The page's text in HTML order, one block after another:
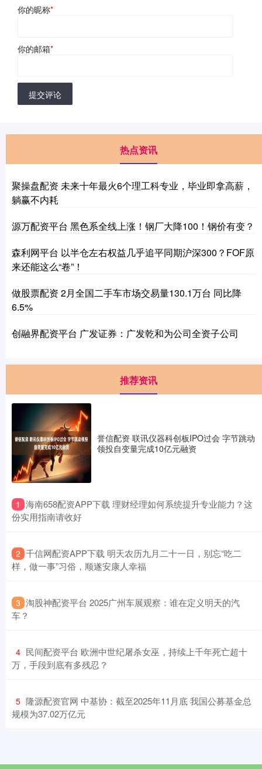
你的昵称*
你的邮箱*
提交评论
热点资讯
聚操盘配资 未来十年最火6个理工科专业，毕业即拿高薪，
躺赢不内耗
源万配资平台 黑色系全线上涨！钢厂大降100！钢价有变？
森利网平台 以半仓左右权益几乎追平同期沪深300？FOF原
来还能这么“卷”！
做股票配资 2月全国二手车市场交易量130.1万台 同比降
6.5%
创融界配资平台 广发证券：广发乾和为公司全资子公司
推荐资讯
誉信配资 联讯仪器科创板IPO过会 字节跳动
领投自变量完成10亿元融资
1 ​海南658配资APP下载 理财经理如何系统提升专业能力？这
份实用指南请收好
2 ​千信网配资APP下载 明天农历九月二十一日，别忘“吃二
样，做一事”习俗，顺遂安康人幸福
3 ​淘股神配资平台 2025广州车展观察：谁在定义明天的汽
车？
4 ​民间配资平台 欧洲中世纪屠杀女巫，持续上千年死亡超十
万，手段到底有多残忍？
5 ​隆源配资官网 中基协：截至2025年11月底 我国公募基金总
规模为37.02万亿元